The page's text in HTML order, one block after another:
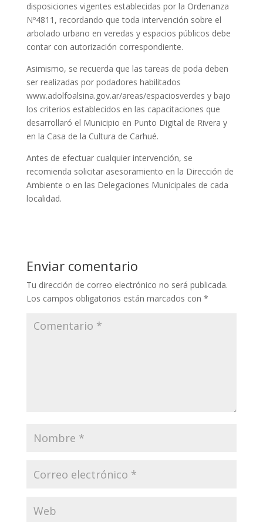
disposiciones vigentes establecidas por la Ordenanza
Nº4811, recordando que toda intervención sobre el
arbolado urbano en veredas y espacios públicos debe
contar con autorización correspondiente.
Asimismo, se recuerda que las tareas de poda deben
ser realizadas por podadores habilitados
www.adolfoalsina.gov.ar/areas/espaciosverdes y bajo
los criterios establecidos en las capacitaciones que
desarrollaró el Municipio en Punto Digital de Rivera y
en la Casa de la Cultura de Carhué.
Antes de efectuar cualquier intervención, se
recomienda solicitar asesoramiento en la Dirección de
Ambiente o en las Delegaciones Municipales de cada
localidad.
Enviar comentario
Tu dirección de correo electrónico no será publicada.
Los campos obligatorios están marcados con *